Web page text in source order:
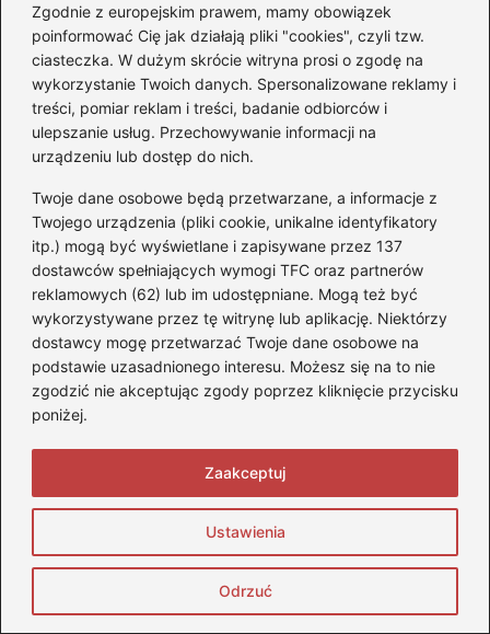
Zgodnie z europejskim prawem, mamy obowiązek
poinformować Cię jak działają pliki "cookies", czyli tzw.
ciasteczka. W dużym skrócie witryna prosi o zgodę na
wykorzystanie Twoich danych. Spersonalizowane reklamy i
treści, pomiar reklam i treści, badanie odbiorców i
ulepszanie usług. Przechowywanie informacji na
urządzeniu lub dostęp do nich.
Twoje dane osobowe będą przetwarzane, a informacje z
Twojego urządzenia (pliki cookie, unikalne identyfikatory
itp.) mogą być wyświetlane i zapisywane przez 137
dostawców spełniających wymogi TFC oraz partnerów
reklamowych (62) lub im udostępniane. Mogą też być
wykorzystywane przez tę witrynę lub aplikację. Niektórzy
dostawcy mogę przetwarzać Twoje dane osobowe na
podstawie uzasadnionego interesu. Możesz się na to nie
zgodzić nie akceptując zgody poprzez kliknięcie przycisku
poniżej.
Ustawienia
Odrzuć
Zaakceptuj
zdobyć przynajmniej 68 punktów. Starsze
pytania dotyczą przepisów ruchu
drogowego, bezpieczeństwa jazdy oraz
techniki prowadzenia pojazdów.
Przygotuj się do tego egzaminu,
korzystając z dostępnych materiałów
szkoleniowych oraz platform
edukacyjnych.
Złożenie dokumentów w Wydziale
Komunikacji
Po zdaniu zarówno egzaminu
teoretycznego, jak i praktycznego,
konieczne będzie udanie się doWydziału
odpowiednich dokumentów. Do
wymaganych materiałów należą m.in.
wyniki egzaminów, orzeczenie lekarskie
oraz dowód tożsamości. Po zrealizowaniu
formalności z pozytywnym wynikiem
otrzymasz dokument uprawniający do